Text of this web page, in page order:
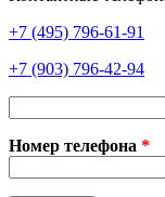
+7 (495) 796-61-91
+7 (903) 796-42-94
Номер телефона *